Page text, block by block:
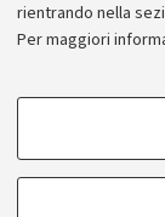
rientrando nella
Per maggiori
COOKIE DI